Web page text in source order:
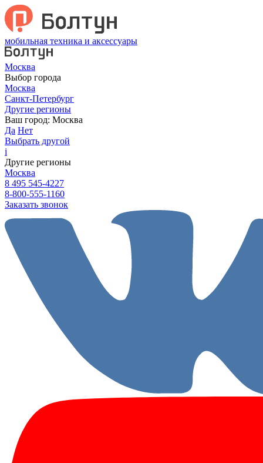
мобильная техника и аксессуары
Москва
Выбор города
Москва
Санкт-Петербург
Другие регионы
Ваш город: Москва
Да Нет
Выбрать другой
i
Другие регионы
Москва
8 495 545-4227
8-800-555-1160
Заказать звонок